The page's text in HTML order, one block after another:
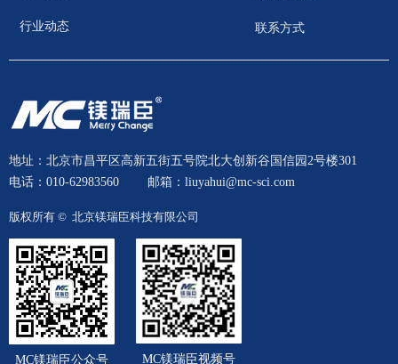
行业动态 联系方式
版权所有 © 北京镁瑞臣科技有限公司
地址：北京市昌平区高新五街五号院北大创新谷国信园2号楼301
电话：010-62983560 邮箱：liuyahui@mc-sci.com
MC镁瑞臣公众号 MC镁瑞臣视频号